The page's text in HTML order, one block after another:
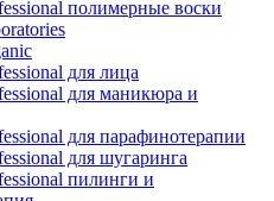
полимерные воски
для лица
для маникюра и
для парафинотерапии
для шугаринга
пилинги и